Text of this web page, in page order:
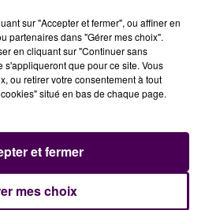
AVEC UNE ÉLECTION
DES MAJORITÉS
SUR LA
sur "Accepter et fermer", ou affiner en
partenaires dans "Gérer mes choix".
en cliquant sur "Continuer sans
s'appliqueront que pour ce site. Vous
ou retirer votre consentement à tout
situé en bas de chaque page.
mes choix
et fermer